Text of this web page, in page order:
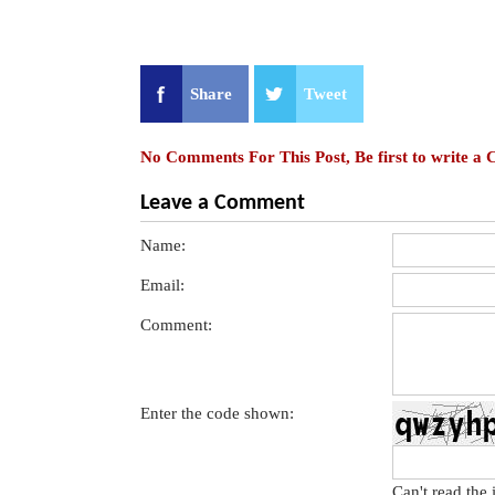
Share Tweet
No Comments For This Post, Be first to write a
Leave a Comment
Name:
Email:
Comment:
Enter the code shown: